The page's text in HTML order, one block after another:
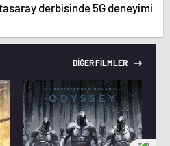
derbisinde 5G deneyimi
DİĞER FİLMLER